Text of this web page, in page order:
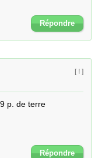
Répondre
[ ! ]
p. de terre
Répondre